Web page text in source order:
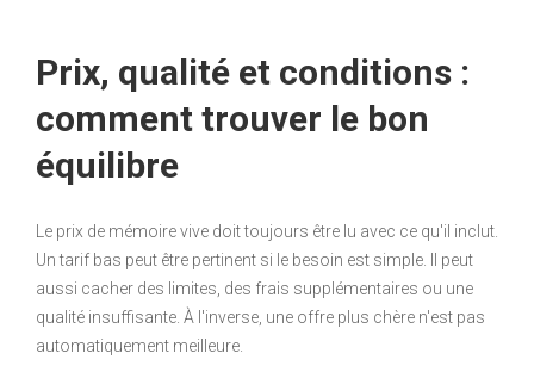
Prix, qualité et conditions :
comment trouver le bon
équilibre
Le prix de mémoire vive doit toujours être lu avec ce qu'il inclut.
Un tarif bas peut être pertinent si le besoin est simple. Il peut
aussi cacher des limites, des frais supplémentaires ou une
qualité insuffisante. À l'inverse, une offre plus chère n'est pas
automatiquement meilleure.